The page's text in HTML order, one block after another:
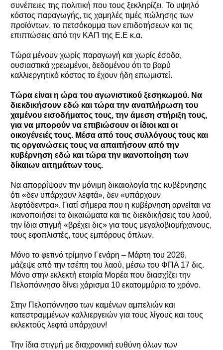
συνέπειες της πολιτική που τους ξεκληρίζει. Το υψηλό
κόστος παραγωγής, τις χαμηλές τιμές πώλησης των
προϊόντων, το πετσόκομμα των επιδοτήσεων και τις
επιπτώσεις από την ΚΑΠ της Ε.Ε κ.α.
Τώρα μένουν χωρίς παραγωγή και χωρίς έσοδα,
ουσιαστικά χρεωμένοι, δεδομένου ότι το βαρύ
καλλιεργητικό κόστος το έχουν ήδη επωμιστεί.
Τώρα είναι η ώρα του αγωνιστικού ξεσηκωμού. Να
διεκδικήσουν εδώ και τώρα την αναπλήρωση του
χαμένου εισοδήματος τους, την άμεση στήριξη τους,
για να μπορούν να επιβιώσουν οι ίδιοι και οι
οικογένειές τους. Μέσα από τους συλλόγους τους και
τις οργανώσεις τους να απαιτήσουν από την
κυβέρνηση εδώ και τώρα την ικανοποίηση των
δίκαιων αιτημάτων τους.
Να απορρίψουν την μόνιμη δικαιολογία της κυβέρνησης
ότι «δεν υπάρχουν λεφτά», δεν «υπάρχουν
λεφτόδεντρα». Γιατί σήμερα που η κυβέρνηση αρνείται να
ικανοποιήσει τα δικαιώματα και τις διεκδικήσεις του λαού,
την ίδια στιγμή «βρέχει δις» για τους μεγαλοβιομήχανους,
τους εφοπλιστές, τους εμπόρους όπλων.
Μόνο το φετινό τρίμηνο Γενάρη – Μάρτη του 2026,
μάζεψε από την τσέπη του λαού, μέσω του ΦΠΑ 17 δις.
Μόνο στην εκλεκτή εταιρία Μορέα που διασχίζει την
Πελοπόννησο δίνει χάρισμα 10 εκατομμύρια το χρόνο.
Στην Πελοπόννησο των καμένων αμπελιών και
κατεστραμμένων καλλιεργειών για τους λίγους και τους
εκλεκτούς λεφτά υπάρχουν!
Την ίδια στιγμή με διαχρονική ευθύνη όλων των